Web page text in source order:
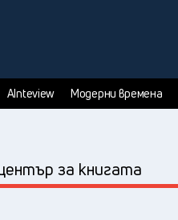
AInteview Модерни времена
за книгата